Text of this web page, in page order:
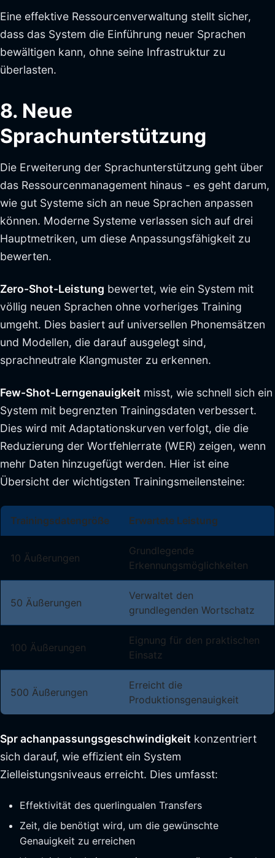
Eine effektive Ressourcenverwaltung stellt sicher,
dass das System die Einführung neuer Sprachen
bewältigen kann, ohne seine Infrastruktur zu
überlasten.
8. Neue
Sprachunterstützung
Die Erweiterung der Sprachunterstützung geht über
das Ressourcenmanagement hinaus - es geht darum,
wie gut Systeme sich an neue Sprachen anpassen
können. Moderne Systeme verlassen sich auf drei
Hauptmetriken, um diese Anpassungsfähigkeit zu
bewerten.
Zero-Shot-Leistung bewertet, wie ein System mit
völlig neuen Sprachen ohne vorheriges Training
umgeht. Dies basiert auf universellen Phonemsätzen
und Modellen, die darauf ausgelegt sind,
sprachneutrale Klangmuster zu erkennen.
Few-Shot-Lerngenauigkeit misst, wie schnell sich ein
System mit begrenzten Trainingsdaten verbessert.
Dies wird mit Adaptationskurven verfolgt, die die
Reduzierung der Wortfehlerrate (WER) zeigen, wenn
mehr Daten hinzugefügt werden. Hier ist eine
Übersicht der wichtigsten Trainingsmeilensteine:
Trainingsdatengröße Erwartete Leistung
10 Äußerungen
Grundlegende
Erkennungsmöglichkeiten
50 Äußerungen
Verwaltet den
grundlegenden Wortschatz
100 Äußerungen
Eignung für den praktischen
Einsatz
500 Äußerungen
Erreicht die
Produktionsgenauigkeit
Spr achanpassungsgeschwindigkeit konzentriert
sich darauf, wie effizient ein System
Zielleistungsniveaus erreicht. Dies umfasst:
Effektivität des querlingualen Transfers
Zeit, die benötigt wird, um die gewünschte
Genauigkeit zu erreichen